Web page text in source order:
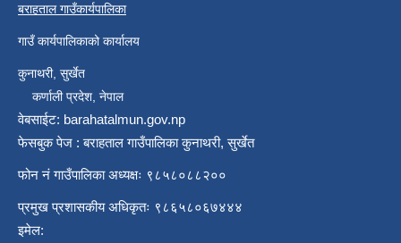
बराहताल गाउँकार्यपालिका
गाउँ कार्यपालिकाको कार्यालय
कुनाथरी, सुर्खेत
कर्णाली प्रदेश, नेपाल
वेबसाईट: barahatalmun.gov.np
फेसबुक पेज : बराहताल गाउँपालिका कुनाथरी, सुर्खेत
फोन नं गाउँपालिका अध्यक्षः ९८५८०८८२००
प्रमुख प्रशासकीय अधिकृतः ९८६५८०६७४४४
इमेल: